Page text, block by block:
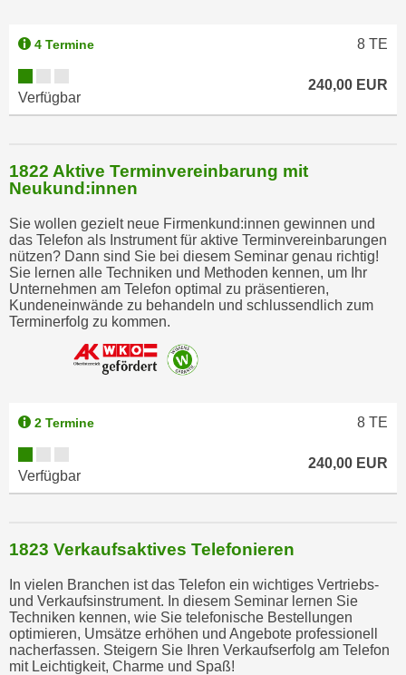
4 Termine 8 TE
Verfügbar
240,00 EUR
1822 Aktive Terminvereinbarung mit
Neukund:innen
Sie wollen gezielt neue Firmenkund:innen gewinnen und
das Telefon als Instrument für aktive Terminvereinbarungen
nützen? Dann sind Sie bei diesem Seminar genau richtig!
Sie lernen alle Techniken und Methoden kennen, um Ihr
Unternehmen am Telefon optimal zu präsentieren,
Kundeneinwände zu behandeln und schlussendlich zum
Terminerfolg zu kommen.
2 Termine 8 TE
Verfügbar
240,00 EUR
1823 Verkaufsaktives Telefonieren
In vielen Branchen ist das Telefon ein wichtiges Vertriebs-
und Verkaufsinstrument. In diesem Seminar lernen Sie
Techniken kennen, wie Sie telefonische Bestellungen
optimieren, Umsätze erhöhen und Angebote professionell
nacherfassen. Steigern Sie Ihren Verkaufserfolg am Telefon
mit Leichtigkeit, Charme und Spaß!